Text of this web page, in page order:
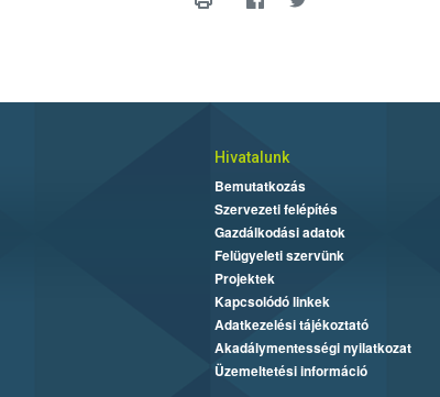
Hivatalunk
Bemutatkozás
Szervezeti felépítés
Gazdálkodási adatok
Felügyeleti szervünk
Projektek
Kapcsolódó linkek
Adatkezelési tájékoztató
Akadálymentességi nyilatkozat
Üzemeltetési információ